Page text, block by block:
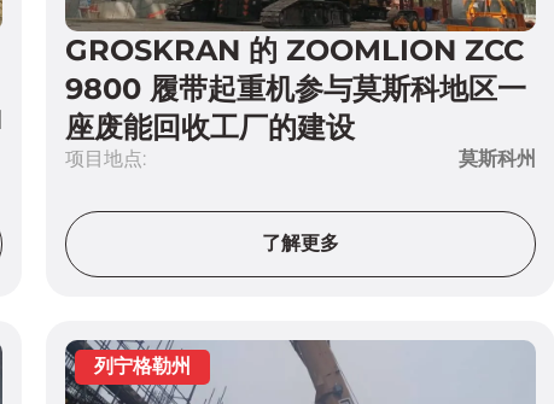
GROSKRAN 的 ZOOMLION ZCC
9800 履带起重机参与莫斯科地区一
座废能回收工厂的建设
项目地点: 莫斯科州
了解更多